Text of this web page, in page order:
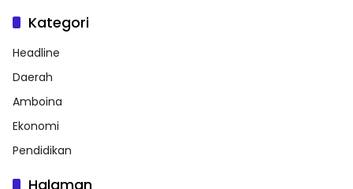
Kategori
Headline
Daerah
Amboina
Ekonomi
Pendidikan
Halaman